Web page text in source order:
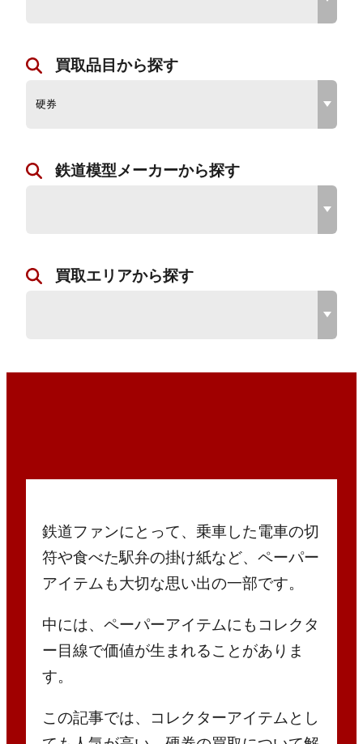
買取品目から探す
鉄道模型メーカーから探す
買取エリアから探す
鉄道ファンにとって、乗車した電車の切
符や食べた駅弁の掛け紙など、ペーパー
アイテムも大切な思い出の一部です。
中には、ペーパーアイテムにもコレクタ
ー目線で価値が生まれることがありま
す。
この記事では、コレクターアイテムとし